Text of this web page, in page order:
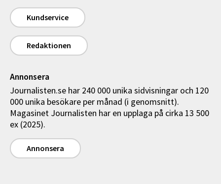
Kundservice
Redaktionen
Annonsera
Journalisten.se har 240 000 unika sidvisningar och 120
000 unika besökare per månad (i genomsnitt).
Magasinet Journalisten har en upplaga på cirka 13 500
ex (2025).
Annonsera